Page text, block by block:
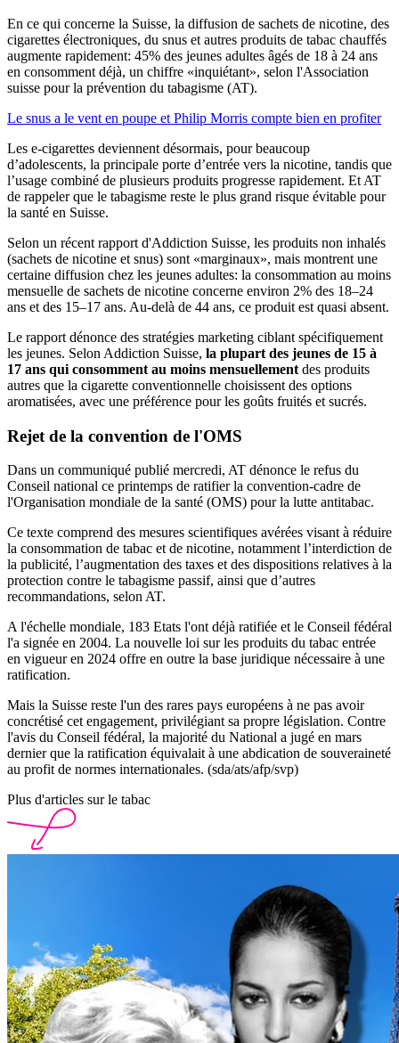
En ce qui concerne la Suisse, la diffusion de sachets de nicotine, des
cigarettes électroniques, du snus et autres produits de tabac chauffés
augmente rapidement: 45% des jeunes adultes âgés de 18 à 24 ans
en consomment déjà, un chiffre «inquiétant», selon l'Association
suisse pour la prévention du tabagisme (AT).
Le snus a le vent en poupe et Philip Morris compte bien en profiter
Les e-cigarettes deviennent désormais, pour beaucoup
d’adolescents, la principale porte d’entrée vers la nicotine, tandis que
l’usage combiné de plusieurs produits progresse rapidement. Et AT
de rappeler que le tabagisme reste le plus grand risque évitable pour
la santé en Suisse.
Selon un récent rapport d'Addiction Suisse, les produits non inhalés
(sachets de nicotine et snus) sont «marginaux», mais montrent une
certaine diffusion chez les jeunes adultes: la consommation au moins
mensuelle de sachets de nicotine concerne environ 2% des 18–24
ans et des 15–17 ans. Au-delà de 44 ans, ce produit est quasi absent.
Le rapport dénonce des stratégies marketing ciblant spécifiquement
les jeunes. Selon Addiction Suisse, la plupart des jeunes de 15 à
17 ans qui consomment au moins mensuellement des produits
autres que la cigarette conventionnelle choisissent des options
aromatisées, avec une préférence pour les goûts fruités et sucrés.
Rejet de la convention de l'OMS
Dans un communiqué publié mercredi, AT dénonce le refus du
Conseil national ce printemps de ratifier la convention-cadre de
l'Organisation mondiale de la santé (OMS) pour la lutte antitabac.
Ce texte comprend des mesures scientifiques avérées visant à réduire
la consommation de tabac et de nicotine, notamment l’interdiction de
la publicité, l’augmentation des taxes et des dispositions relatives à la
protection contre le tabagisme passif, ainsi que d’autres
recommandations, selon AT.
A l'échelle mondiale, 183 Etats l'ont déjà ratifiée et le Conseil fédéral
l'a signée en 2004. La nouvelle loi sur les produits du tabac entrée
en vigueur en 2024 offre en outre la base juridique nécessaire à une
ratification.
Mais la Suisse reste l'un des rares pays européens à ne pas avoir
concrétisé cet engagement, privilégiant sa propre législation. Contre
l'avis du Conseil fédéral, la majorité du National a jugé en mars
dernier que la ratification équivalait à une abdication de souveraineté
au profit de normes internationales. (sda/ats/afp/svp)
Plus d'articles sur le tabac